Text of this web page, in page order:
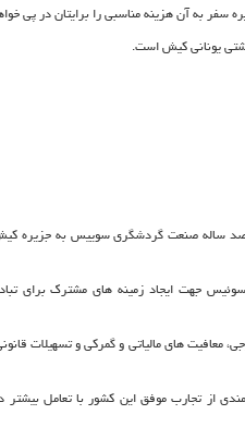
سفر به آن هزینه مناسبی را برایتان در پی
یونانی کیش است.
صد ساله صنعت گردشگری سوییس به جزیره
جهت ایجاد زمینه های مشترک برای
های مالیاتی و گمرکی و تسهیلات
از تجارب موفق این کشور با تعامل